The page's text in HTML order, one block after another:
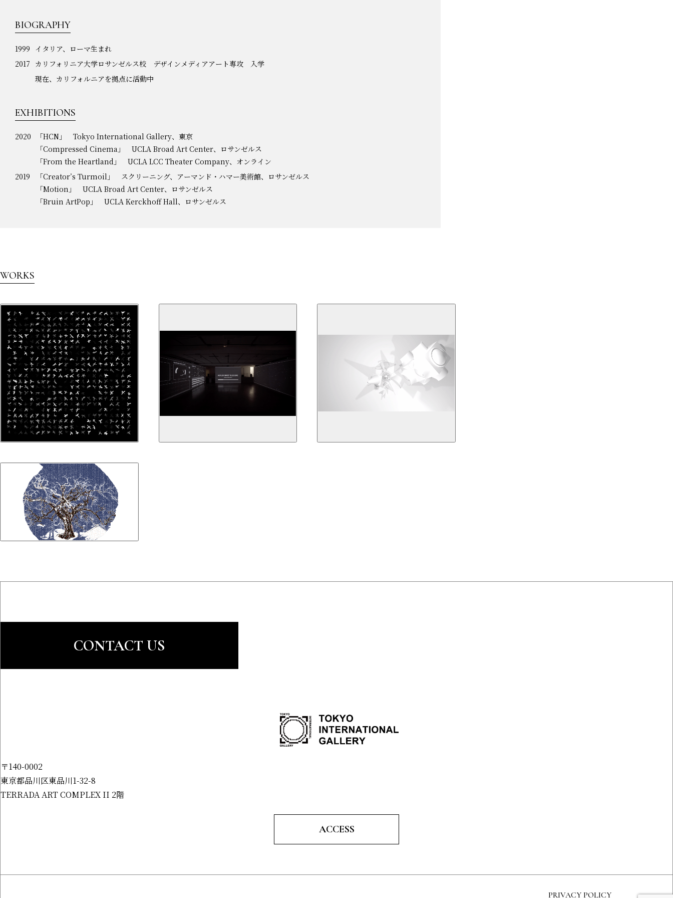
BIOGRAPHY
1999 イタリア、ローマ生まれ
2017 カリフォリニア大学ロサンゼルス校 デザインメディアアート専攻 入学
現在、カリフォルニアを拠点に活動中
EXHIBITIONS
2020
「HCN」 Tokyo International Gallery、東京
「Compressed Cinema」 UCLA Broad Art Center、ロサンゼルス
「From the Heartland」 UCLA LCC Theater Company、オンライン
2019
「Creator’s Turmoil」 スクリーニング、アーマンド・ハマー美術館、ロサンゼルス
「Motion」 UCLA Broad Art Center、ロサンゼルス
「Bruin ArtPop」 UCLA Kerckhoff Hall、ロサンゼルス
WORKS
CONTACT US
〒140-0002
東京都品川区東品川1-32-8
TERRADA ART COMPLEX II 2階
ACCESS
PRIVACY POLICY